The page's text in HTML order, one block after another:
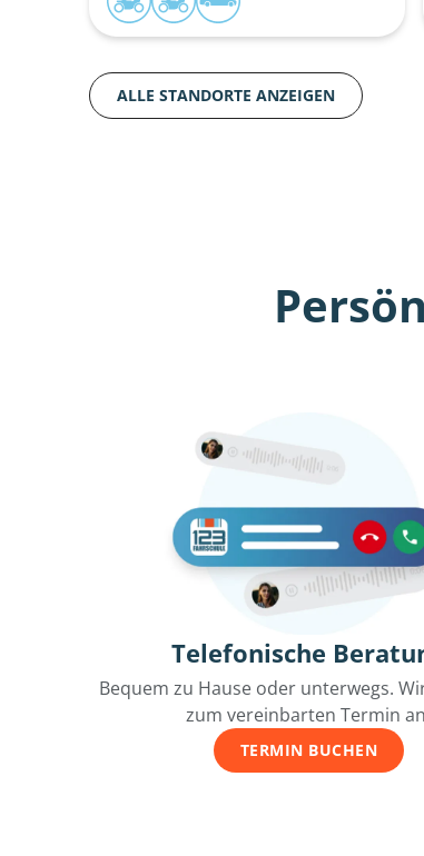
ALLE STANDORTE ANZEIGEN
Telefonische
Bequem zu Hause oder unterwegs.
zum vereinbarten Termin
TERMIN BUCHEN